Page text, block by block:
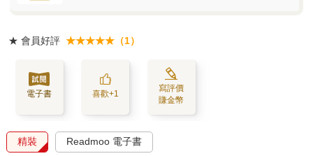
★ 會員好評 ★★★★★（1）
電子書 喜歡+1
寫評價
賺金幣
精裝 Readmoo 電子書